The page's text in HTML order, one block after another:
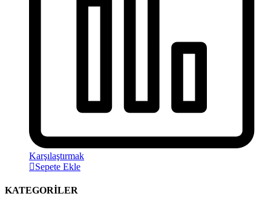
Karşılaştırmak
Sepete Ekle
KATEGORİLER